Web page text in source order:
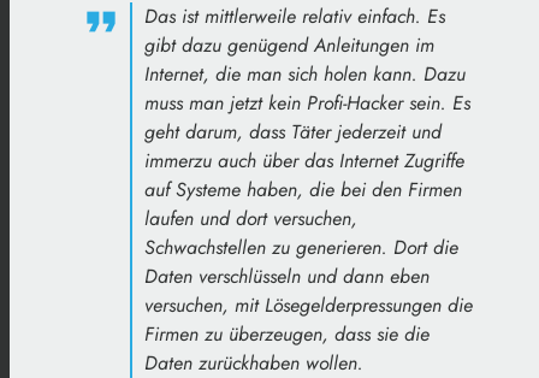
Das ist mittlerweile relativ einfach. Es
gibt dazu genügend Anleitungen im
Internet, die man sich holen kann. Dazu
muss man jetzt kein Profi-Hacker sein. Es
geht darum, dass Täter jederzeit und
immerzu auch über das Internet Zugriffe
auf Systeme haben, die bei den Firmen
laufen und dort versuchen,
Schwachstellen zu generieren. Dort die
Daten verschlüsseln und dann eben
versuchen, mit Lösegelderpressungen die
Firmen zu überzeugen, dass sie die
Daten zurückhaben wollen.